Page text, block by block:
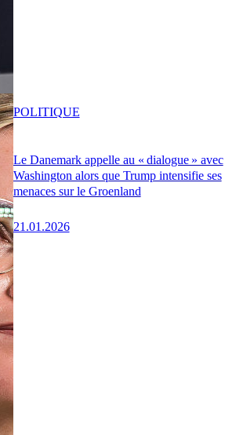
Le Danemark appelle au « dialogue » avec
Washington alors que Trump intensifie ses
menaces sur le Groenland
21.01.2026
POLITIQUE